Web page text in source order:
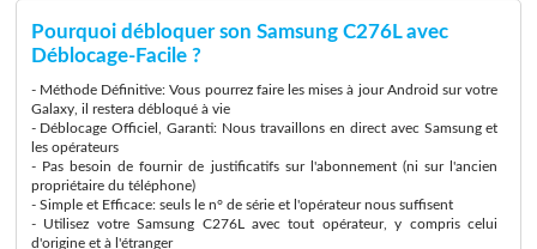
Pourquoi débloquer son Samsung C276L avec
Déblocage-Facile ?
- Méthode Définitive: Vous pourrez faire les mises à jour Android sur votre
Galaxy, il restera débloqué à vie
- Déblocage Officiel, Garanti: Nous travaillons en direct avec Samsung et
les opérateurs
- Pas besoin de fournir de justificatifs sur l'abonnement (ni sur l'ancien
propriétaire du téléphone)
- Simple et Efficace: seuls le n° de série et l'opérateur nous suffisent
- Utilisez votre Samsung C276L avec tout opérateur, y compris celui
d'origine et à l'étranger